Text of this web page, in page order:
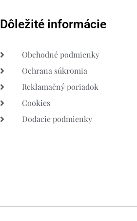
Dôležité informácie
Obchodné podmienky
Ochrana súkromia
Reklamačný poriadok
Cookies
Dodacie podmienky